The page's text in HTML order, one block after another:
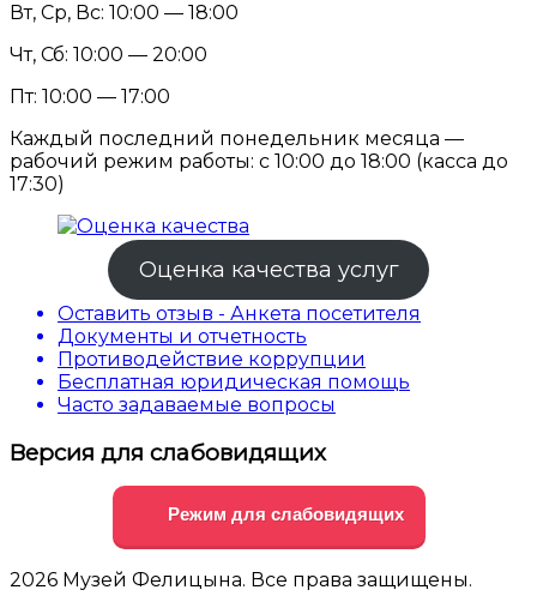
Вт, Ср, Вс: 10:00 — 18:00
Чт, Сб: 10:00 — 20:00
Пт: 10:00 — 17:00
Каждый последний понедельник месяца —
рабочий режим работы: с 10:00 до 18:00 (касса до
17:30)
Оценка качества услуг
Оставить отзыв - Анкета посетителя
Документы и отчетность
Противодействие коррупции
Бесплатная юридическая помощь
Часто задаваемые вопросы
Версия для слабовидящих
Режим для слабовидящих
2026 Музей Фелицына. Все права защищены.